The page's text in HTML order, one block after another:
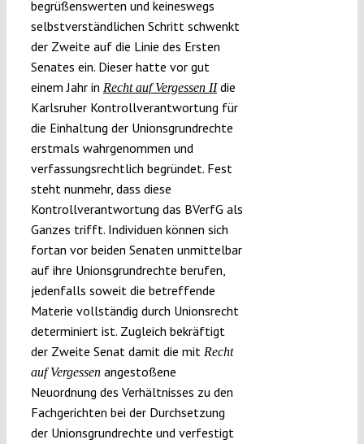
begrüßenswerten und keineswegs
selbstverständlichen Schritt schwenkt
der Zweite auf die Linie des Ersten
Senates ein. Dieser hatte vor gut
einem Jahr in Recht auf Vergessen IIdie
Karlsruher Kontrollverantwortung für
die Einhaltung der Unionsgrundrechte
erstmals wahrgenommen und
verfassungsrechtlich begründet. Fest
steht nunmehr, dass diese
Kontrollverantwortung das BVerfG als
Ganzes trifft. Individuen können sich
fortan vor beiden Senaten unmittelbar
auf ihre Unionsgrundrechte berufen,
jedenfalls soweit die betreffende
Materie vollständig durch Unionsrecht
determiniert ist. Zugleich bekräftigt
der Zweite Senat damit die mit Recht
auf Vergessenangestoßene
Neuordnung des Verhältnisses zu den
Fachgerichten bei der Durchsetzung
der Unionsgrundrechte und verfestigt